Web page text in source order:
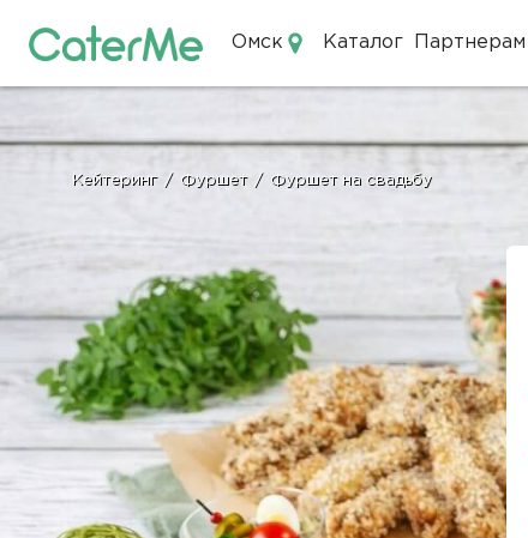
Омск Каталог Партнерам
Строка
Кейтеринг / Фуршет / Фуршет на свадьбу